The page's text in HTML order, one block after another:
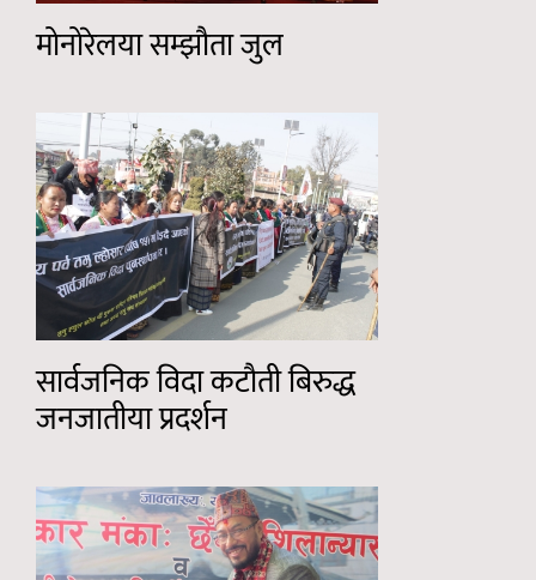
मोनोरेलया सम्झौता जुल
सार्वजनिक विदा कटौती बिरुद्ध
जनजातीया प्रदर्शन